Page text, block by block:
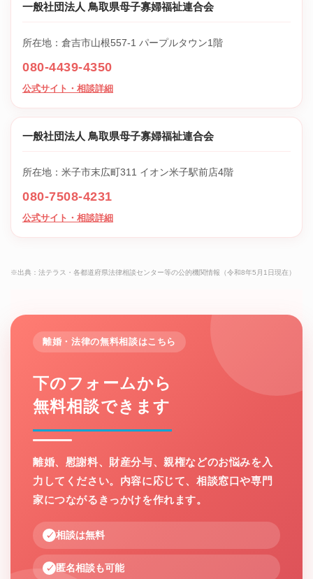
一般社団法人 鳥取県母子寡婦福祉連合会
所在地：倉吉市山根557-1 パープルタウン1階
080-4439-4350
公式サイト・相談詳細
一般社団法人 鳥取県母子寡婦福祉連合会
所在地：米子市末広町311 イオン米子駅前店4階
080-7508-4231
公式サイト・相談詳細
※出典：法テラス・各都道府県法律相談センター等の公的機関情報（令和8年5月1日現在）
離婚・法律の無料相談はこちら
下のフォームから
無料相談できます
離婚、慰謝料、財産分与、親権などのお悩みを入
力してください。内容に応じて、相談窓口や専門
家につながるきっかけを作れます。
相談は無料
匿名相談も可能